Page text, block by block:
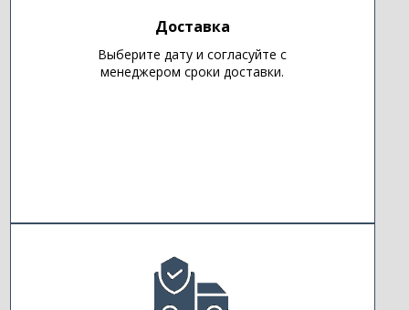
Доставка
Выберите дату и согласуйте с
менеджером сроки доставки.